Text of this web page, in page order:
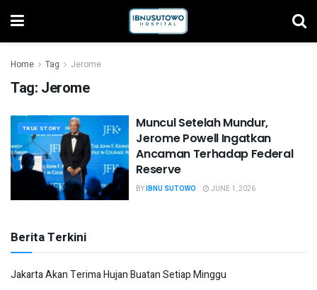
Home Tag Jerome
Tag: Jerome
TRUE STORY
Muncul Setelah Mundur,
Jerome Powell Ingatkan
Ancaman Terhadap Federal
Reserve
BYIBNU SUTOWO JUNE 1, 2026
Berita Terkini
Jakarta Akan Terima Hujan Buatan Setiap Minggu